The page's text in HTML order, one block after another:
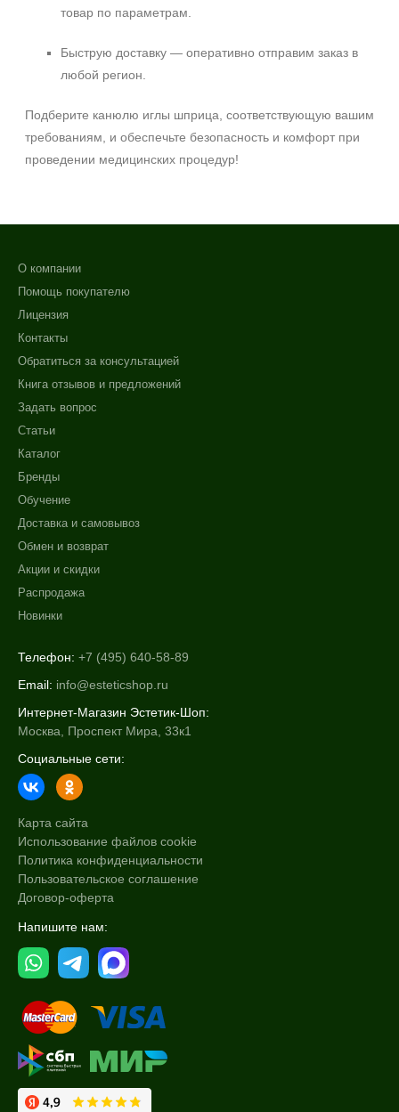
товар по параметрам.
Быструю доставку — оперативно отправим заказ в
любой регион.
Подберите канюлю иглы шприца, соответствующую вашим
требованиям, и обеспечьте безопасность и комфорт при
проведении медицинских процедур!
О компании
Помощь покупателю
Лицензия
Контакты
Обратиться за консультацией
Книга отзывов и предложений
Задать вопрос
Статьи
Каталог
Бренды
Обучение
Доставка и самовывоз
Обмен и возврат
Акции и скидки
Распродажа
Новинки
Телефон: +7 (495) 640-58-89
Email: info@esteticshop.ru
Интернет-Магазин Эстетик-Шоп:
Москва, Проспект Мира, 33к1
Социальные сети:
Карта сайта
Использование файлов cookie
Политика конфиденциальности
Пользовательское соглашение
Договор-оферта
Напишите нам: